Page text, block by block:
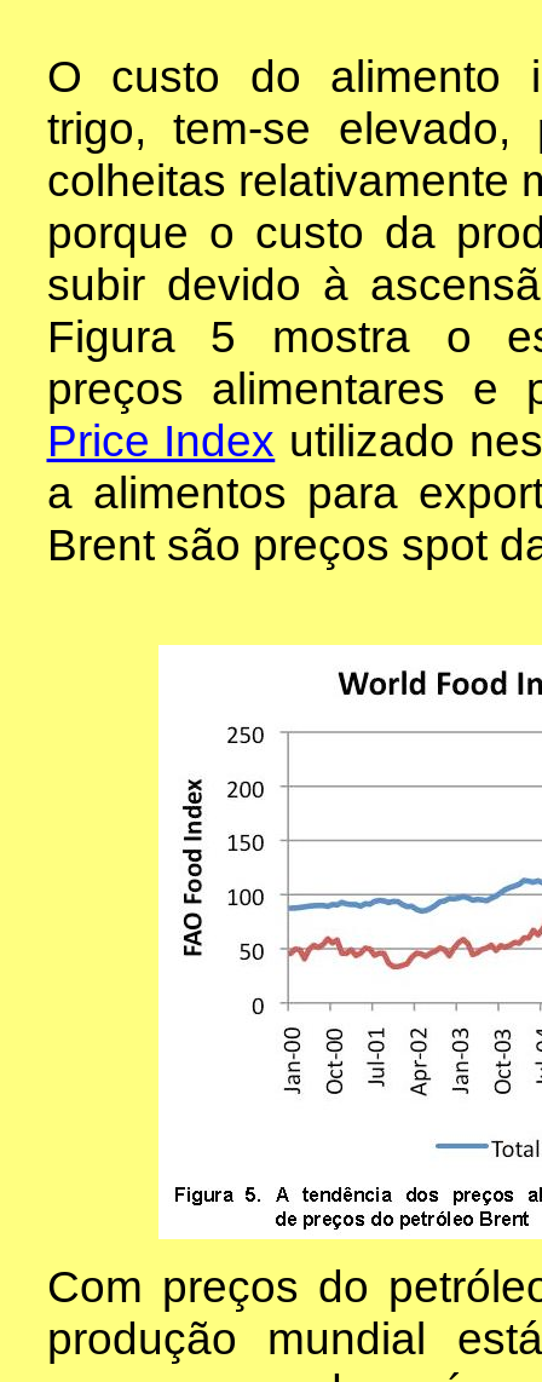
O custo do alimento
trigo, tem-se elevado,
colheitas relativamente
porque o custo da
subir devido à
Figura 5 mostra o
preços alimentares
Price Index utilizado
a alimentos para
Brent são preços spot
Com preços do
produção mundial